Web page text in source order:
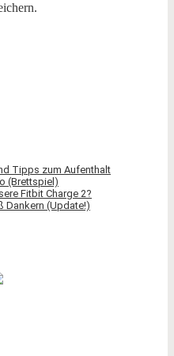
Tipps zum Aufenthalt
(Brettspiel)
Fitbit Charge 2?
Dankern (Update!)